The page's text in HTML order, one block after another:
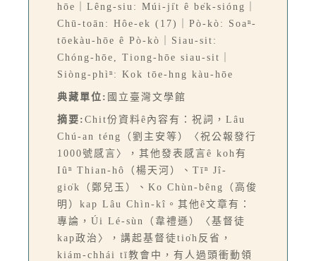
hōe｜Lêng-siu: Múi-ji̍t ê be̍k-sióng｜
Chū-toān: Hôe-ek (17)｜Pò-kò: Soaⁿ-
tōekàu-hōe ê Pò-kò｜Siau-sit:
Chóng-hōe, Tiong-hōe siau-sit｜
Siòng-phìⁿ: Kok tōe-hng kàu-hōe
典藏單位: 國立臺灣文學館
摘要: Chit份資料ê內容有：祝詞，Lâu
Chú-an téng（劉主安等）〈祝公報發行
1000號感言〉，其他發表感言ê koh有
Iûⁿ Thian-hô（楊天河）、Tīⁿ Jî-
gio̍k（鄭兒玉）、Ko Chùn-bêng（高俊
明）kap Lâu Chìn-kî。其他ê文章有：
專論，Úi Lé-sùn（韋禮遜）〈基督徒
kap政治〉，講起基督徒tio̍h反省，
kiám-chhái tī教會中，有人過頭衝動領